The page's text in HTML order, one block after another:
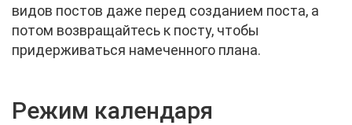
видов постов даже перед созданием поста, а
потом возвращайтесь к посту, чтобы
придерживаться намеченного плана.
Режим календаря